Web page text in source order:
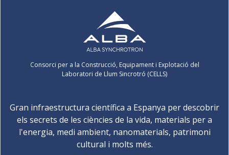
Consorci per a la Construcció, Equipament i Explotació del
Laboratori de Llum Sincrotró (CELLS)
Gran infraestructura científica a Espanya per descobrir
els secrets de les ciències de la vida, materials per a
l'energia, medi ambient, nanomaterials, patrimoni
cultural i molts més.